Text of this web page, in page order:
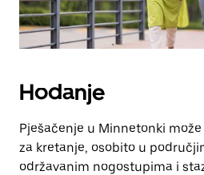
Hodanje
Pješačenje u Minnetonki
za kretanje, osobito u
održavanim nogostupima i